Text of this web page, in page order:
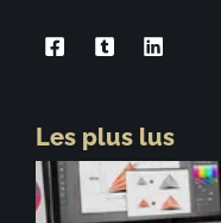
Les plus lus